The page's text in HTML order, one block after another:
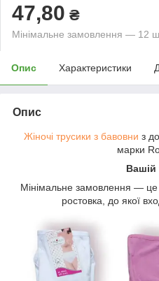
47,80 ₴
Мінімальне замовлення — 12
Опис Характеристики
Опис
Жіночі трусики з бавовни з
марки
Вашій
Мінімальне замовлення — це
ростовка, до якої